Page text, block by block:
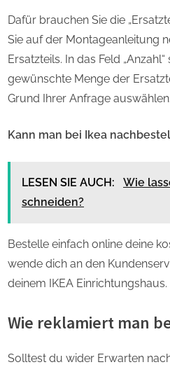
Dafür brauchen Sie die
Sie auf der Montageanleitung
Ersatzteils. In das Feld
gewünschte Menge der
Grund Ihrer Anfrage auswählen.
Kann man bei Ikea
LESEN SIE AUCH:
Wie
schneiden?
Bestelle einfach online deine
wende dich an den
deinem IKEA Einrichtungshaus.
Wie reklamiert man
Solltest du wider Erwarten